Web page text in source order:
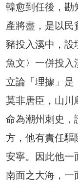
韓愈到任後，勘
產將盡，是以
豬投入溪中，設
魚文〉一併投入
立論「理據」是
莫非唐臣，山川
命為潮州刺史，
方，他有責任驅
安寧。因此他一
南面之大海，一